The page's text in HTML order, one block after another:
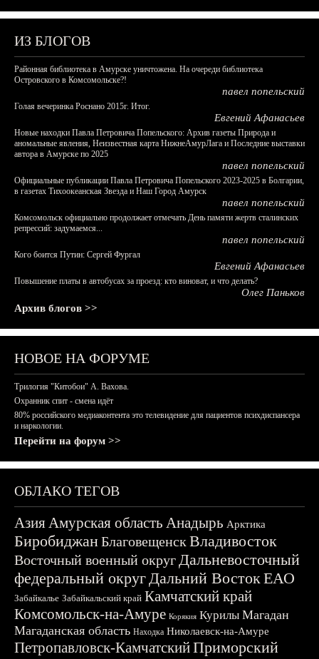
ИЗ БЛОГОВ
Районная библиотека в Амурске уничтожена. На очереди библиотека
Островского в Комсомольске?!
павел попельский
Голая вечеринка Роснано 2015г. Итог.
Евгений Афанасьев
Новые находки Павла Петровича Попельского: Архив газеты Природа и
аномальные явления, Неизвестная карта НижнеАмурЛага и Последние выставки
автора в Амурске по 2025
павел попельский
Официальные публикации Павла Петровича Попельского 2023-2025 в Болгарии,
в газетах Тихоокеанская Звезда и Наш Город Амурск
павел попельский
Комсомольск официально продолжает отмечать День памяти жертв сталинских
репрессий: задумаемся...
павел попельский
Кого боится Путин: Сергей Фургал
Евгений Афанасьев
Повышение платы в автобусах за проезд: кто виноват, и что делать?
Олег Паньков
Архив блогов >>
НОВОЕ НА ФОРУМЕ
Трилогия "Китобои" А. Вахова.
Охранник спит - смена идёт
80% российского медиаконтента это телевидение для пациентов психдиспансера
и наркологии.
Перейти на форум >>
ОБЛАКО ТЕГОВ
АзияАмурская область Анадырь Арктика
БиробиджанБлаговещенскВладивосток
Восточный военный округДальневосточный
федеральный округДальний ВостокЕАО
Забайкалье Забайкальский край Камчатский край
Комсомольск-на-Амуре Корякия Курилы Магадан
Магаданская область Находка Николаевск-на-Амуре
Петропавловск-КамчатскийПриморский